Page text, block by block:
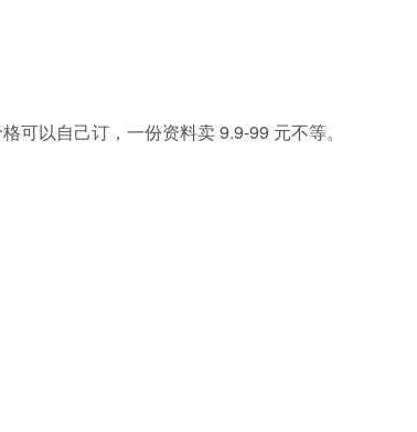
可以自己订，一份资料卖 9.9-99 元不等。